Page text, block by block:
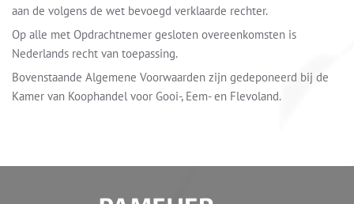
aan de volgens de wet bevoegd verklaarde rechter.
Op alle met Opdrachtnemer gesloten overeenkomsten is
Nederlands recht van toepassing.
Bovenstaande Algemene Voorwaarden zijn gedeponeerd bij de
Kamer van Koophandel voor Gooi-, Eem- en Flevoland.